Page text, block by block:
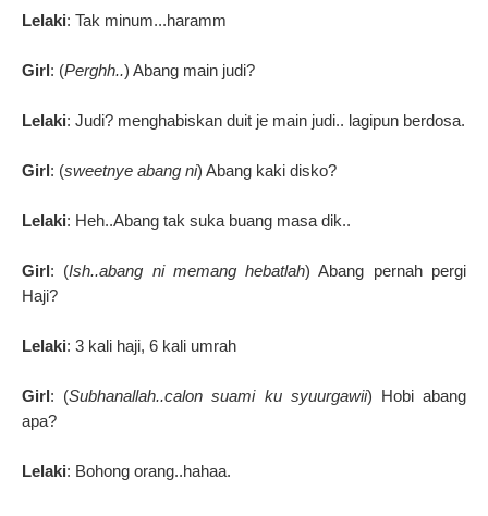
Lelaki: Tak minum...haramm
Girl: (Perghh..) Abang main judi?
Lelaki: Judi? menghabiskan duit je main judi.. lagipun berdosa.
Girl: (sweetnye abang ni) Abang kaki disko?
Lelaki: Heh..Abang tak suka buang masa dik..
Girl: (Ish..abang ni memang hebatlah) Abang pernah pergi
Haji?
Lelaki: 3 kali haji, 6 kali umrah
Girl: (Subhanallah..calon suami ku syuurgawii) Hobi abang
apa?
Lelaki: Bohong orang..hahaa.